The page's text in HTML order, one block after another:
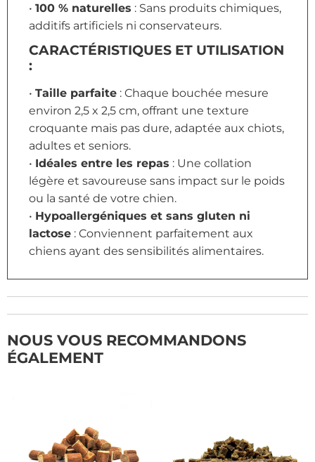
• 100 % naturelles : Sans produits chimiques,
additifs artificiels ni conservateurs.
CARACTÉRISTIQUES ET UTILISATION
:
• Taille parfaite : Chaque bouchée mesure
environ 2,5 x 2,5 cm, offrant une texture
croquante mais pas dure, adaptée aux chiots,
adultes et seniors.
• Idéales entre les repas : Une collation
légère et savoureuse sans impact sur le poids
ou la santé de votre chien.
• Hypoallergéniques et sans gluten ni
lactose : Conviennent parfaitement aux
chiens ayant des sensibilités alimentaires.
NOUS VOUS RECOMMANDONS
ÉGALEMENT